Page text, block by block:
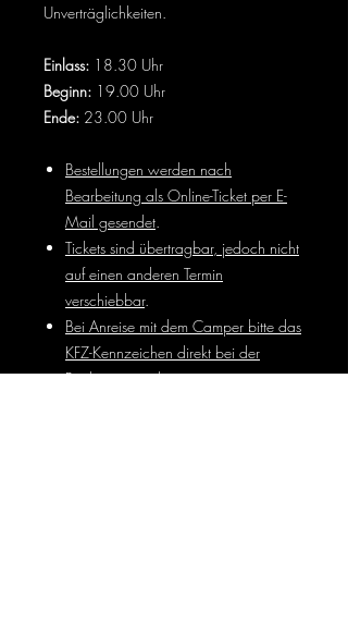
Unverträglichkeiten.
Einlass: 18.30 Uhr
Beginn: 19.00 Uhr
Ende: 23.00 Uhr
Bestellungen werden nach
Bearbeitung als Online-Ticket per E-
Mail gesendet.
Tickets sind übertragbar, jedoch nicht
auf einen anderen Termin
verschiebbar.
Bei Anreise mit dem Camper bitte das
KFZ-Kennzeichen direkt bei der
Buchung angeben.